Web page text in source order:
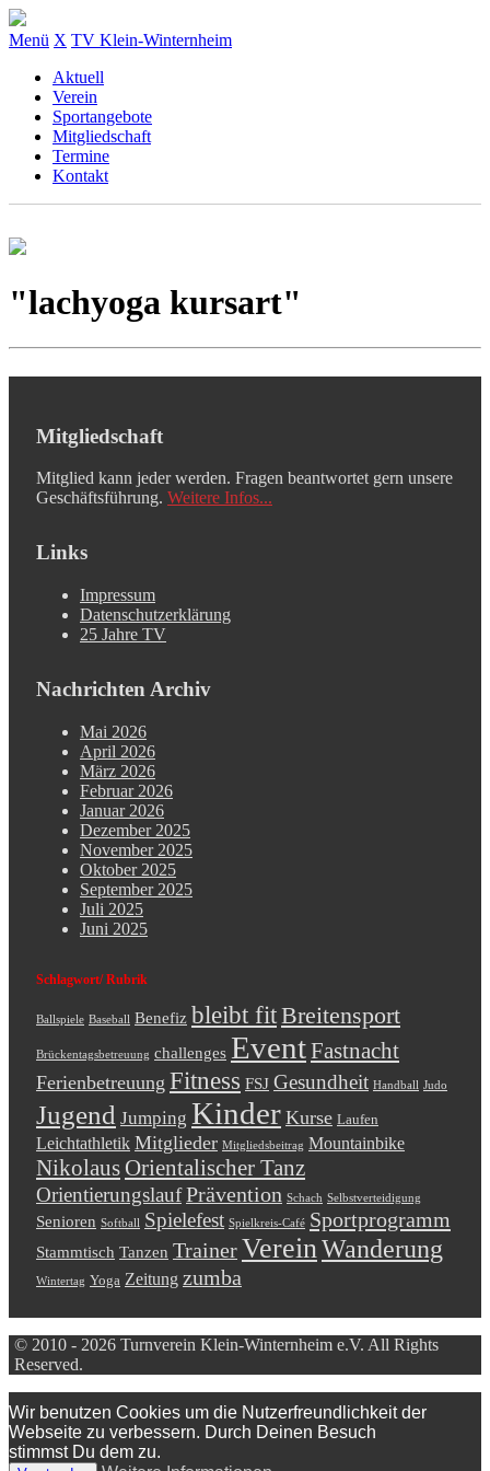
Menü X TV Klein-Winternheim
Aktuell
Verein
Sportangebote
Mitgliedschaft
Termine
Kontakt
"lachyoga kursart"
Mitgliedschaft
Mitglied kann jeder werden. Fragen beantwortet gern unsere
Geschäftsführung. Weitere Infos...
Links
Impressum
Datenschutzerklärung
25 Jahre TV
Nachrichten Archiv
Mai 2026
April 2026
März 2026
Februar 2026
Januar 2026
Dezember 2025
November 2025
Oktober 2025
September 2025
Juli 2025
Juni 2025
Schlagwort/ Rubrik
Ballspiele Baseball Benefiz bleibt fitBreitensport
Brückentagsbetreuung challenges EventFastnacht
Ferienbetreuung Fitness FSJ Gesundheit Handball Judo
Jugend Jumping Kinder Kurse Laufen
Leichtathletik Mitglieder Mitgliedsbeitrag Mountainbike
Nikolaus Orientalischer Tanz
OrientierungslaufPrävention Schach Selbstverteidigung
Senioren Softball Spielefest Spielkreis-Café Sportprogramm
Stammtisch Tanzen TrainerVereinWanderung
Wintertag Yoga Zeitung zumba
© 2010 - 2026 Turnverein Klein-Winternheim e.V. All Rights
Reserved.
Wir benutzen Cookies um die Nutzerfreundlichkeit der
Webseite zu verbessern. Durch Deinen Besuch
stimmst Du dem zu.